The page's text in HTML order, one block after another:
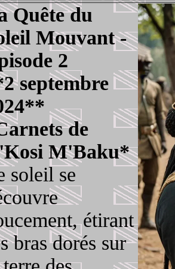
Quête du
Mouvant -
2
septembre
de
M'Baku*
soleil se
étirant
bras dorés sur